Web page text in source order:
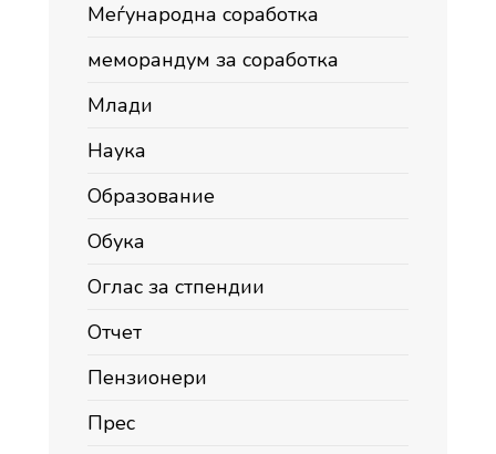
Меѓународна соработка
меморандум за соработка
Млади
Наука
Образование
Обука
Оглас за стпендии
Отчет
Пензионери
Прес